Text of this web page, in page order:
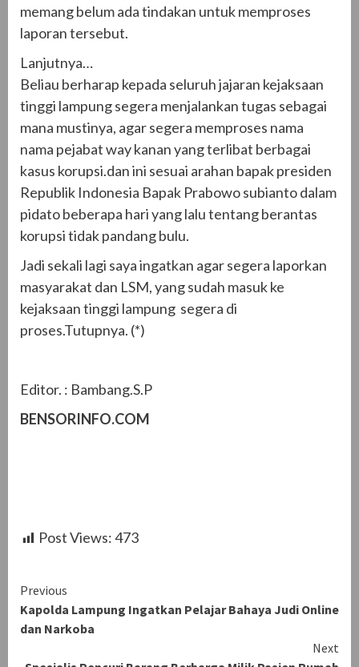
memang belum ada tindakan untuk memproses
laporan tersebut.
Lanjutnya…
Beliau berharap kepada seluruh jajaran kejaksaan
tinggi lampung segera menjalankan tugas sebagai
mana mustinya, agar segera memproses nama
nama pejabat way kanan yang terlibat berbagai
kasus korupsi.dan ini sesuai arahan bapak presiden
Republik Indonesia Bapak Prabowo subianto dalam
pidato beberapa hari yang lalu tentang berantas
korupsi tidak pandang bulu.
Jadi sekali lagi saya ingatkan agar segera laporkan
masyarakat dan LSM, yang sudah masuk ke
kejaksaan tinggi lampung segera di
proses.Tutupnya. (*)
Editor. : Bambang.S.P
BENSORINFO.COM
Post Views:473
Continue
Reading
Previous
Kapolda Lampung Ingatkan Pelajar Bahaya Judi Online
dan Narkoba
Next